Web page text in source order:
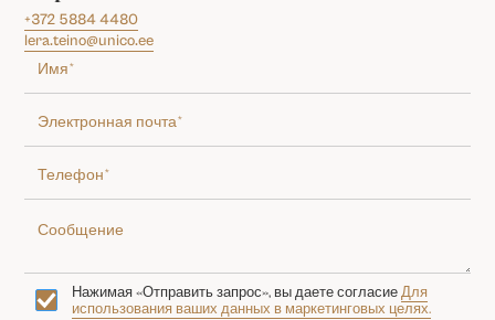
+372 5884 4480
lera.teino@unico.ee
Нажимая «Отправить запрос», вы даете согласиеДля
использования ваших данных в маркетинговых целях.